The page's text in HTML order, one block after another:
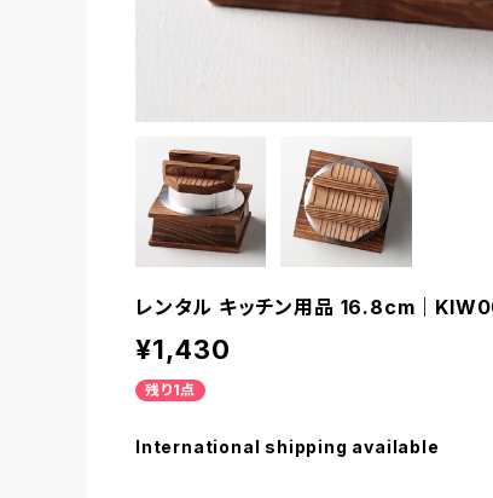
レンタル キッチン用品 16.8cm｜
¥1,430
残り1点
International shipping available